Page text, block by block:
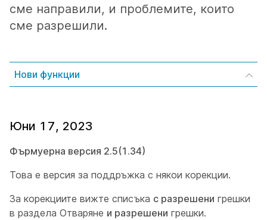
сме направили, и проблемите, които
сме разрешили.
Нови функции
Юни 17, 2023
Фърмуерна версия 2.5(1.34)
Това е версия за поддръжка с някои корекции.
За корекциите вижте списъка с разрешени грешки
в раздела Отваряне и разрешени грешки.